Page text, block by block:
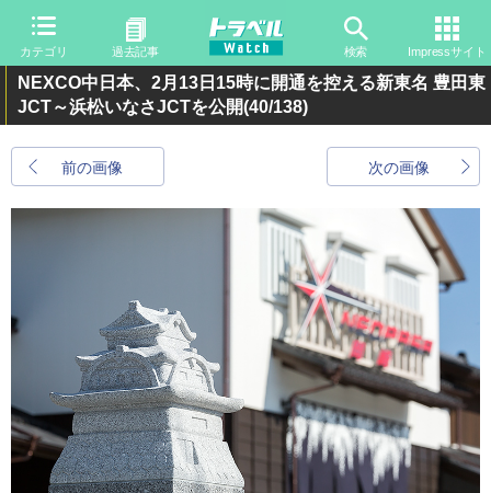
カテゴリ 過去記事 検索 Impressサイト
NEXCO中日本、2月13日15時に開通を控える新東名 豊田東
JCT～浜松いなさJCTを公開(40/138)
前の画像 次の画像